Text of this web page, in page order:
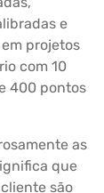
e
projetos
com 10
400 pontos
as
que
são